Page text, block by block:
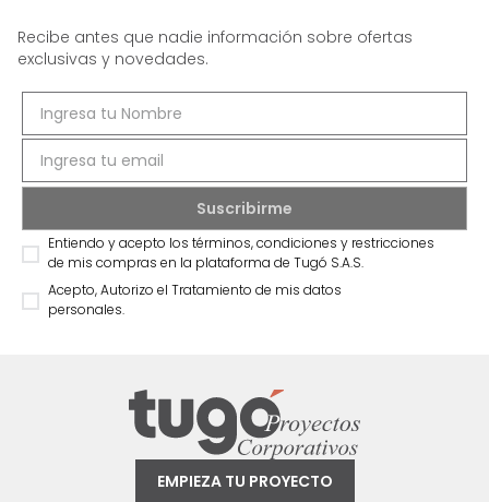
Recibe antes que nadie información sobre ofertas
exclusivas y novedades.
Entiendo y acepto los términos, condiciones y restricciones
de mis compras en la plataforma de Tugó S.A.S.
Acepto, Autorizo el Tratamiento de mis datos
personales.
EMPIEZA TU PROYECTO